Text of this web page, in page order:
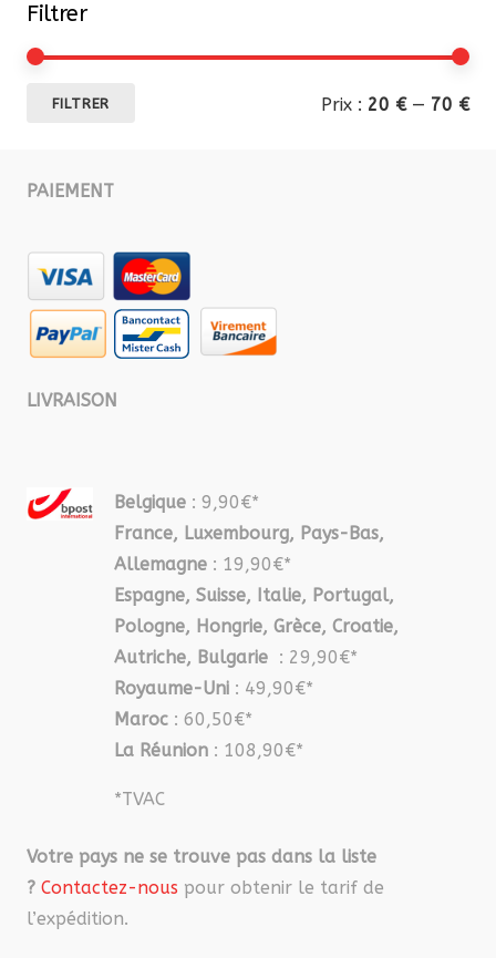
Filtrer
FILTRER Prix : 20 €— 70 €
PAIEMENT
LIVRAISON
Belgique : 9,90€*
France, Luxembourg, Pays-Bas,
Allemagne : 19,90€*
Espagne, Suisse, Italie, Portugal,
Pologne, Hongrie, Grèce, Croatie,
Autriche, Bulgarie : 29,90€*
Royaume-Uni : 49,90€*
Maroc : 60,50€*
La Réunion : 108,90€*
*TVAC
Votre pays ne se trouve pas dans la liste
? Contactez-nous pour obtenir le tarif de
l’expédition.